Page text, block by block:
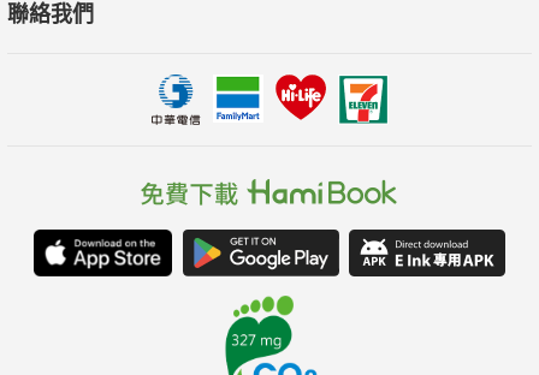
聯絡我們